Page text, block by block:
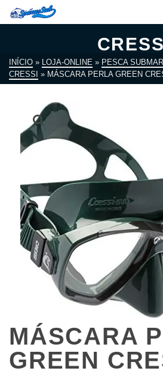
INÍCIO » LOJA-ONLINE » PESCA
CRESSI » MÁSCARA PERLA GREEN
MÁSCARA
GREEN